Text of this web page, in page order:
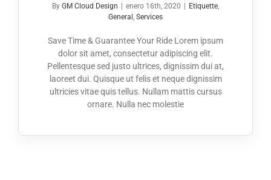
By GM Cloud Design enero 16th, 2020 Etiquette,
General , Services
Save Time & Guarantee Your Ride Lorem ipsum
dolor sit amet, consectetur adipiscing elit.
Pellentesque sed justo ultrices, dignissim dui at,
laoreet dui. Quisque ut felis et neque dignissim
ultricies vitae quis tellus. Nullam mattis cursus
ornare. Nulla nec molestie